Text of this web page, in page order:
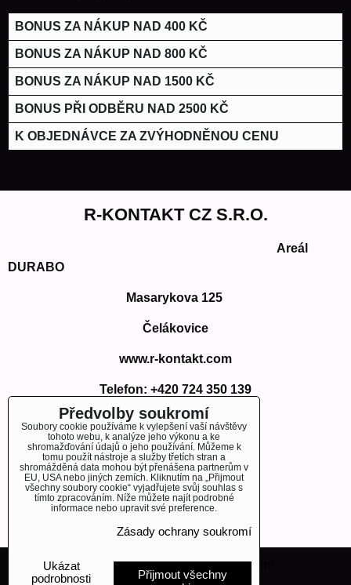
BONUS ZA NÁKUP NAD 400 KČ
BONUS ZA NÁKUP NAD 800 KČ
BONUS ZA NÁKUP NAD 1500 KČ
BONUS PŘI ODBĚRU NAD 2500 KČ
K OBJEDNÁVCE ZA ZVÝHODNĚNOU CENU
R-KONTAKT CZ S.R.O.
Areál
DURABO
Masarykova 125
Čelákovice
www.r-kontakt.com
Telefon: +420 724 350 139
E-mail: info@r-kontakt.com
info@r-kontakt.com
OBJEDNÁVKY
Předvolby soukromí Zásady ochrany soukromí
Předvolby soukromí
Soubory cookie používáme k vylepšení vaší návštěvy
tohoto webu, k analýze jeho výkonu a ke
shromažďování údajů o jeho používání. Můžeme k
tomu použít nástroje a služby třetích stran a
shromážděná data mohou být přenášena partnerům v
EU, USA nebo jiných zemích. Kliknutím na „Přijmout
všechny soubory cookie“ vyjadřujete svůj souhlas s
tímto zpracováním. Níže můžete najít podrobné
informace nebo upravit své preference.
Zásady ochrany soukromí
Ukázat
podrobnosti
Přijmout všechny